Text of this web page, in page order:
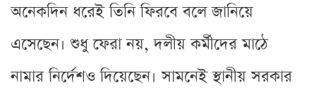
অনেকদিন ধরেই তিনি ফিরবে বলে জানিয়ে
এসেছেন। শুধু ফেরা নয়, দলীয় কর্মীদের মাঠে
নামার নির্দেশও দিয়েছেন। সামনেই স্থানীয় সরকার